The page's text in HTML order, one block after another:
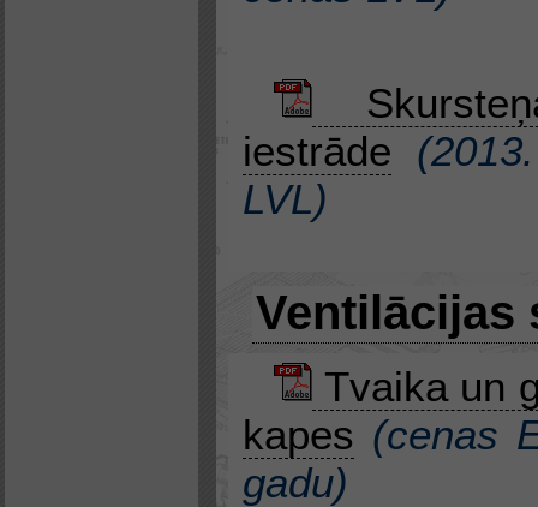
iestrāde (2013
LVL)
Ventilācijas
Tvaika un
kapes (cenas
gadu)